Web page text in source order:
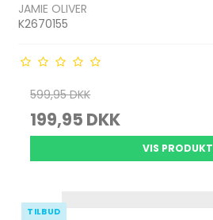
JAMIE OLIVER
K2670155
599,95 DKK
199,95 DKK
VIS PRODUKT
TILBUD